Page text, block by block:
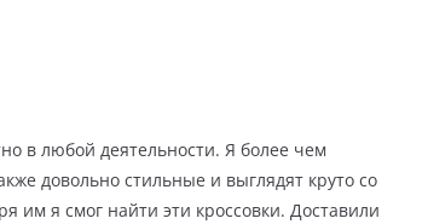
в любой деятельности. Я более чем
довольно стильные и выглядят круто со
им я смог найти эти кроссовки. Доставили